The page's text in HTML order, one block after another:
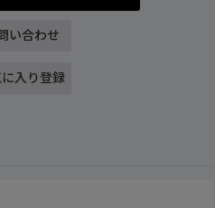
い合わせ
入り登録